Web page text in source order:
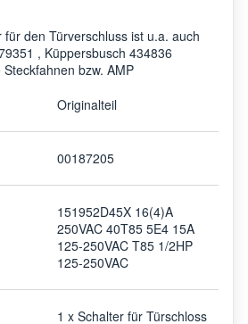
den Türverschluss ist u.a. auch
, Küppersbusch 434836
bzw. AMP
Originalteil
00187205
151952D45X 16(4)A
250VAC 40T85 5E4 15A
125-250VAC T85 1/2HP
125-250VAC
1 x Schalter für Türschloss